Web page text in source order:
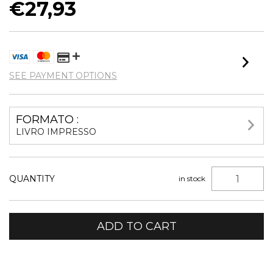
€27,93
SEE PAYMENT OPTIONS
FORMATO :
LIVRO IMPRESSO
QUANTITY in stock